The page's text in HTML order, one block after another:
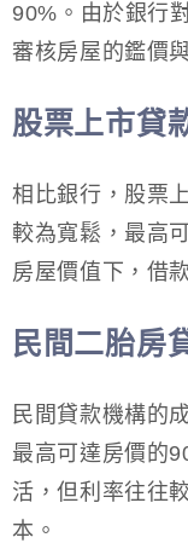
90%。由於銀行
審核房屋的鑑價
股票上市貸
相比銀行，股票
較為寬鬆，最高
房屋價值下，借
民間二胎房
民間貸款機構的
最高可達房價的
活，但利率往往
本。